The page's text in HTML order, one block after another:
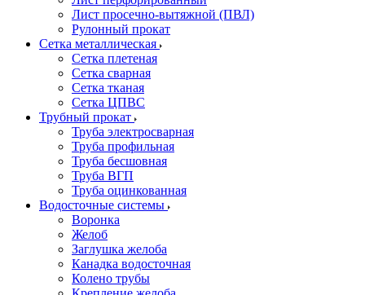
Лист просечно-вытяжной (ПВЛ)
Рулонный прокат
Сетка металлическая
Сетка плетеная
Сетка сварная
Сетка тканая
Сетка ЦПВС
Трубный прокат
Труба электросварная
Труба профильная
Труба бесшовная
Труба ВГП
Труба оцинкованная
Водосточные системы
Воронка
Желоб
Заглушка желоба
Канадка водосточная
Колено трубы